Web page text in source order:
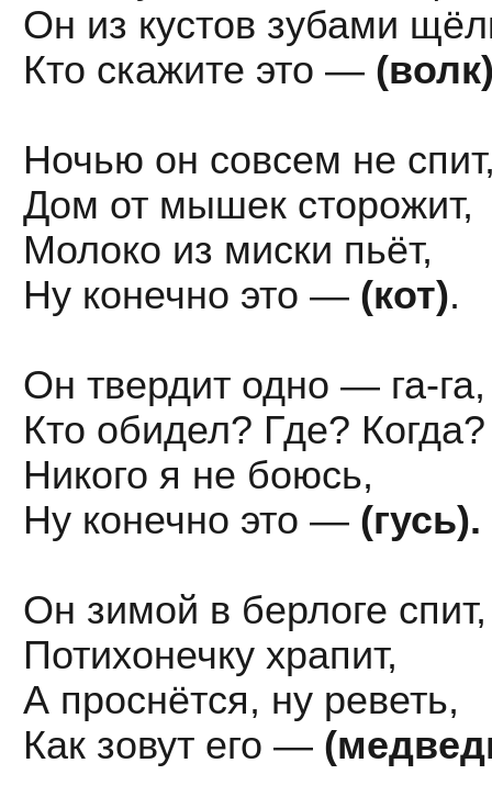
Он из кустов зубами
Кто скажите это —
Ночью он совсем не
Дом от мышек сторожит,
Молоко из миски пьёт,
Ну конечно это — (кот).
Он твердит одно — га-га,
Кто обидел? Где? Когда?
Никого я не боюсь,
Ну конечно это — (гусь).
Он зимой в берлоге спит,
Потихонечку храпит,
А проснётся, ну реветь,
Как зовут его —